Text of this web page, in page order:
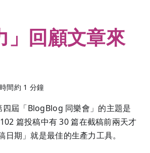
」回顧文章來
間約 1 分鐘
屆「BlogBlog 同樂會」的主題是
篇投稿中有 30 篇在截稿前兩天才
日期」就是最佳的生產力工具。